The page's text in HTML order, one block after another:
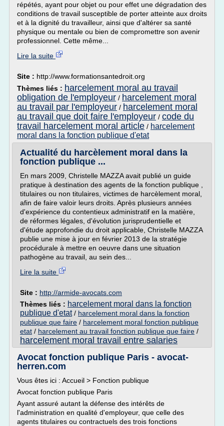
répétés, ayant pour objet ou pour effet une dégradation des
conditions de travail susceptible de porter atteinte aux droits
et à la dignité du travailleur, ainsi que d'altérer sa santé
physique ou mentale ou bien de compromettre son avenir
professionnel. Cette même...
Lire la suite
Site : http://www.formationsantedroit.org
Thèmes liés : harcelement moral au travail
obligation de l'employeur / harcelement moral
au travail par l'employeur / harcelement moral
au travail que doit faire l'employeur / code du
travail harcelement moral article / harcelement
moral dans la fonction publique d'etat
Actualité du harcèlement moral dans la
fonction publique ...
En mars 2009, Christelle MAZZA avait publié un guide
pratique à destination des agents de la fonction publique ,
titulaires ou non titulaires, victimes de harcèlement moral,
afin de faire valoir leurs droits. Après plusieurs années
d'expérience du contentieux administratif en la matière,
de réformes légales, d'évolution jurisprudentielle et
d'étude approfondie du droit applicable, Christelle MAZZA
publie une mise à jour en février 2013 de la stratégie
procédurale à mettre en oeuvre dans une situation
pathogène au travail, au sein des...
Lire la suite
Site : http://armide-avocats.com
Thèmes liés : harcelement moral dans la fonction
publique d'etat/ harcelement moral dans la fonction
publique que faire / harcelement moral fonction publique
etat / harcelement au travail fonction publique que faire /
harcelement moral travail entre salaries
Avocat fonction publique Paris - avocat-
herren.com
Vous êtes ici : Accueil > Fonction publique
Avocat fonction publique Paris
Ayant assuré autant la défense des intérêts de
l'administration en qualité d'employeur, que celle des
agents titulaires ou contractuels des trois fonctions